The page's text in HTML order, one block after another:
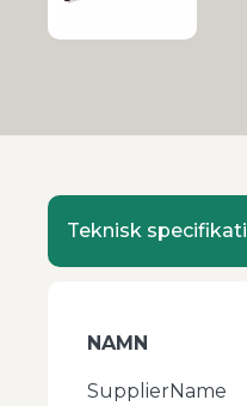
Teknisk
NAMN
SupplierName